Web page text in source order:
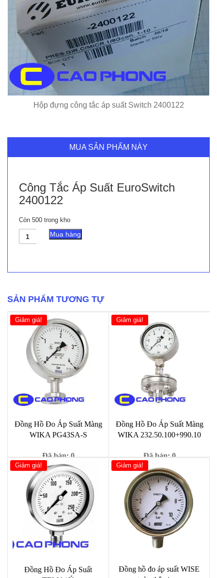
Hộp đựng công tắc áp suất Switch 2400122
MUA SẢN PHẨM NÀY
Công Tắc Áp Suất EuroSwitch
2400122
Còn 500 trong kho
Công
Tắc
Mua hàng
SẢN PHẨM TƯƠNG TỰ
Giảm giá!
Đồng Hồ Đo Áp Suất Màng
WIKA PG43SA-S
Đã bán: 0
90,000₫Giá
gốc
là:
90,000 ₫.
1,000₫
hiện
tại
là:
1,000 ₫.
Giảm giá!
Đồng Hồ Đo Áp Suất Màng
WIKA 232.50.100+990.10
Đã bán: 0
8,999₫Giá
gốc
là:
8,999 ₫.
6,900
hiện
tại
là:
6,900 ₫.
Giảm giá!
Đồng Hồ Đo Áp Suất
Giảm giá!
Đồng hồ đo áp suất WISE